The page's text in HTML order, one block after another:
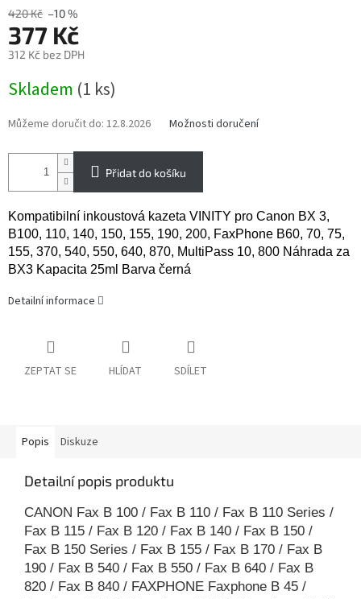
420 Kč –10 %
377 Kč
312 Kč bez DPH
cena:
Skladem (1 ks)
Můžeme doručit do: 12.8.2026 Možnosti doručení
Přidat do košíku
Kompatibilní inkoustová kazeta VINITY pro Canon BX 3,
B100, 110, 140, 150, 155, 190, 200, FaxPhone B60, 70, 75,
155, 370, 540, 550, 640, 870, MultiPass 10, 800 Náhrada za
BX3 Kapacita 25ml Barva černá
Detailní informace
ZEPTAT SE HLÍDAT SDÍLET
Popis Diskuze
Detailní popis produktu
CANON Fax B 100 / Fax B 110 / Fax B 110 Series /
Fax B 115 / Fax B 120 / Fax B 140 / Fax B 150 /
Fax B 150 Series / Fax B 155 / Fax B 170 / Fax B
190 / Fax B 540 / Fax B 550 / Fax B 640 / Fax B
820 / Fax B 840 / FAXPHONE Faxphone B 45 /